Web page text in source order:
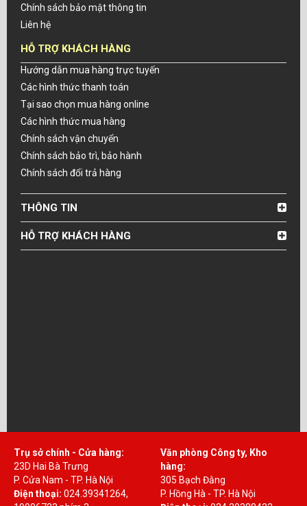
Chính sách bảo mật thông tin
Liên hệ
HỖ TRỢ KHÁCH HÀNG
Hướng dẫn mua hàng trực tuyến
Các hình thức thanh toán
Tại sao chọn mua hàng online
Các hình thức mua hàng
Chính sách vận chuyển
Chính sách bảo trì, bảo hành
Chính sách đổi trả hàng
THÔNG TIN
HỖ TRỢ KHÁCH HÀNG
Trụ sở chính - Cửa hàng:
23D Hai Bà Trưng
P. Cửa Nam - TP. Hà Nội
Điện thoại: 024.39341264,
Văn phòng Công ty, Kho
hàng:
305 Bạch Đằng
P. Hồng Hà - TP. Hà Nội